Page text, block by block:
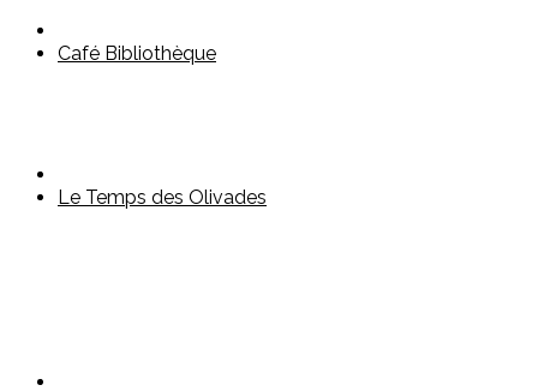
Café Bibliothèque
Le Temps des Olivades